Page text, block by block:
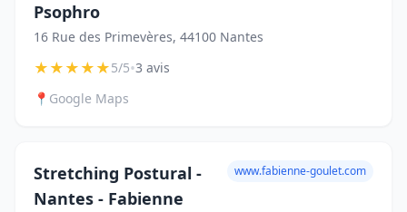
Psophro
16 Rue des Primevères, 44100 Nantes
★★★★★5/5•3 avis
📍 Google Maps
Stretching Postural -
Nantes - Fabienne
www.fabienne-goulet.com